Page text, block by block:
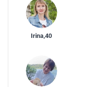
Irina,40